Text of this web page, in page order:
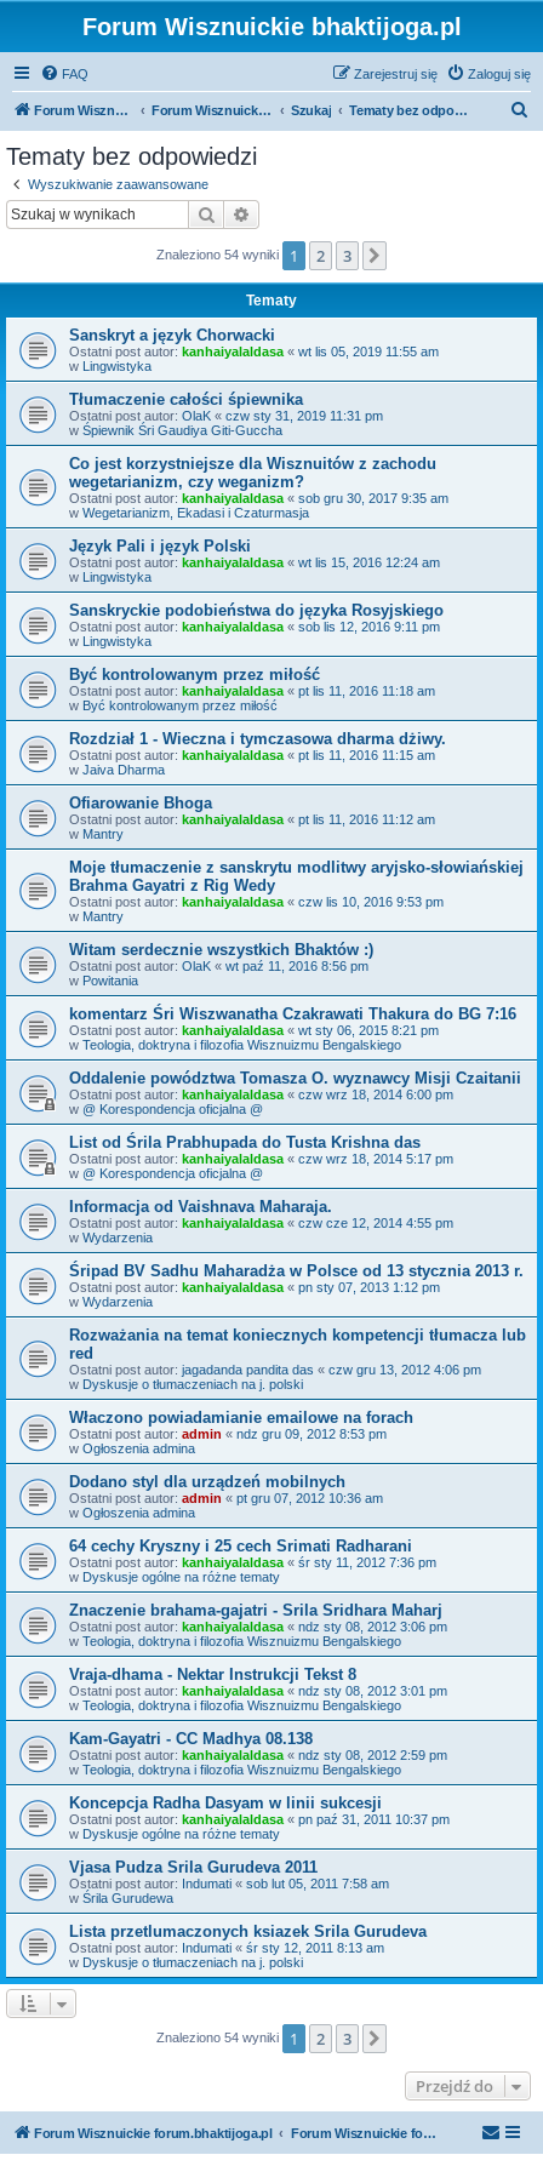
Forum Wisznuickie bhaktijoga.pl
FAQ Zaloguj się
Zarejestruj się
Forum Wisznuickie forum.bhaktijoga.pl Forum Wisznuickie forum.bhaktijoga.pl Szukaj Tematy bez odpowiedzi
Tematy bez odpowiedzi
Wyszukiwanie zaawansowane
Szukaj
Znaleziono 54 wyniki 1 2 3
Tematy
Sanskryt a język Chorwacki
Ostatni post autor: kanhaiyalaldasa « wt lis 05, 2019 11:55 am
w Lingwistyka
Tłumaczenie całości śpiewnika
Ostatni post autor: OlaK « czw sty 31, 2019 11:31 pm
w Śpiewnik Śri Gaudiya Giti-Guccha
Co jest korzystniejsze dla Wisznuitów z zachodu
wegetarianizm, czy weganizm?
Ostatni post autor: kanhaiyalaldasa « sob gru 30, 2017 9:35 am
w Wegetarianizm, Ekadasi i Czaturmasja
Język Pali i język Polski
Ostatni post autor: kanhaiyalaldasa « wt lis 15, 2016 12:24 am
w Lingwistyka
Sanskryckie podobieństwa do języka Rosyjskiego
Ostatni post autor: kanhaiyalaldasa « sob lis 12, 2016 9:11 pm
w Lingwistyka
Być kontrolowanym przez miłość
Ostatni post autor: kanhaiyalaldasa « pt lis 11, 2016 11:18 am
w Być kontrolowanym przez miłość
Rozdział 1 - Wieczna i tymczasowa dharma dżiwy.
Ostatni post autor: kanhaiyalaldasa « pt lis 11, 2016 11:15 am
w Jaiva Dharma
Ofiarowanie Bhoga
Ostatni post autor: kanhaiyalaldasa « pt lis 11, 2016 11:12 am
w Mantry
Moje tłumaczenie z sanskrytu modlitwy aryjsko-słowiańskiej
Brahma Gayatri z Rig Wedy
Ostatni post autor: kanhaiyalaldasa « czw lis 10, 2016 9:53 pm
w Mantry
Witam serdecznie wszystkich Bhaktów :)
Ostatni post autor: OlaK « wt paź 11, 2016 8:56 pm
w Powitania
komentarz Śri Wiszwanatha Czakrawati Thakura do BG 7:16
Ostatni post autor: kanhaiyalaldasa « wt sty 06, 2015 8:21 pm
w Teologia, doktryna i filozofia Wisznuizmu Bengalskiego
Oddalenie powództwa Tomasza O. wyznawcy Misji Czaitanii
Ostatni post autor: kanhaiyalaldasa « czw wrz 18, 2014 6:00 pm
w @ Korespondencja oficjalna @
List od Śrila Prabhupada do Tusta Krishna das
Ostatni post autor: kanhaiyalaldasa « czw wrz 18, 2014 5:17 pm
w @ Korespondencja oficjalna @
Informacja od Vaishnava Maharaja.
Ostatni post autor: kanhaiyalaldasa « czw cze 12, 2014 4:55 pm
w Wydarzenia
Śripad BV Sadhu Maharadża w Polsce od 13 stycznia 2013 r.
Ostatni post autor: kanhaiyalaldasa « pn sty 07, 2013 1:12 pm
w Wydarzenia
Rozważania na temat koniecznych kompetencji tłumacza lub
red
Ostatni post autor: jagadanda pandita das « czw gru 13, 2012 4:06 pm
w Dyskusje o tłumaczeniach na j. polski
Właczono powiadamianie emailowe na forach
Ostatni post autor: admin « ndz gru 09, 2012 8:53 pm
w Ogłoszenia admina
Dodano styl dla urządzeń mobilnych
Ostatni post autor: admin « pt gru 07, 2012 10:36 am
w Ogłoszenia admina
64 cechy Kryszny i 25 cech Srimati Radharani
Ostatni post autor: kanhaiyalaldasa « śr sty 11, 2012 7:36 pm
w Dyskusje ogólne na różne tematy
Znaczenie brahama-gajatri - Srila Sridhara Maharj
Ostatni post autor: kanhaiyalaldasa « ndz sty 08, 2012 3:06 pm
w Teologia, doktryna i filozofia Wisznuizmu Bengalskiego
Vraja-dhama - Nektar Instrukcji Tekst 8
Ostatni post autor: kanhaiyalaldasa « ndz sty 08, 2012 3:01 pm
w Teologia, doktryna i filozofia Wisznuizmu Bengalskiego
Kam-Gayatri - CC Madhya 08.138
Ostatni post autor: kanhaiyalaldasa « ndz sty 08, 2012 2:59 pm
w Teologia, doktryna i filozofia Wisznuizmu Bengalskiego
Koncepcja Radha Dasyam w linii sukcesji
Ostatni post autor: kanhaiyalaldasa « pn paź 31, 2011 10:37 pm
w Dyskusje ogólne na różne tematy
Vjasa Pudza Srila Gurudeva 2011
Ostatni post autor: Indumati « sob lut 05, 2011 7:58 am
w Śrila Gurudewa
Lista przetlumaczonych ksiazek Srila Gurudeva
Ostatni post autor: Indumati « śr sty 12, 2011 8:13 am
w Dyskusje o tłumaczeniach na j. polski
Znaleziono 54 wyniki 1 2 3
Przejdź do
Forum Wisznuickie forum.bhaktijoga.pl Forum Wisznuickie forum.bhaktijoga.pl